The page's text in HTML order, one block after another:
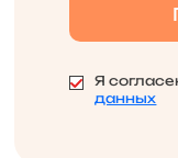
Я
данных